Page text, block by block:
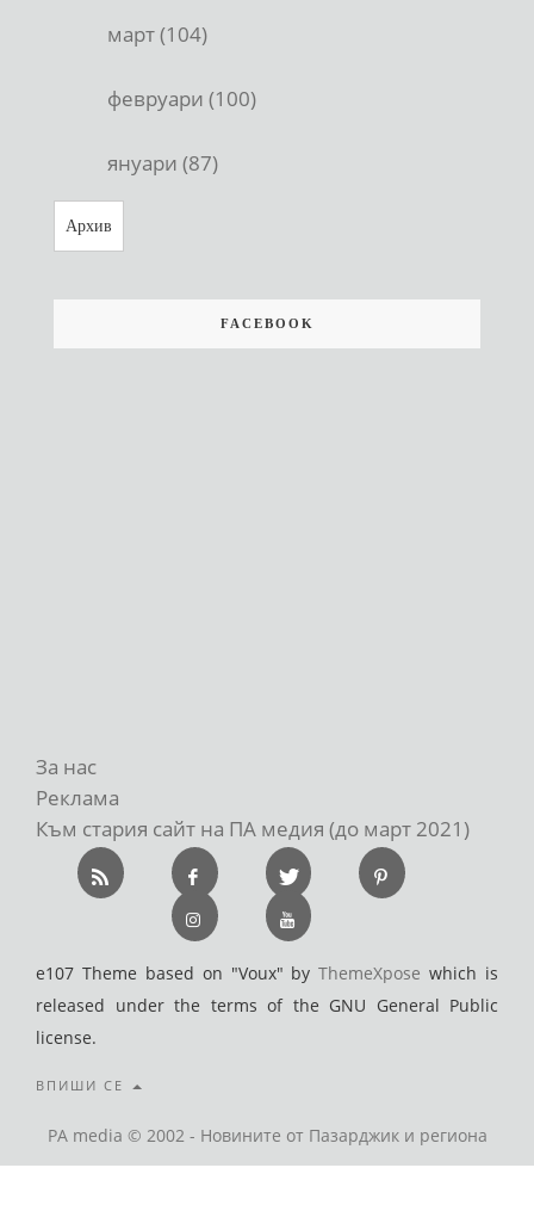
март (104)
февруари (100)
януари (87)
Архив
FACEBOOK
За нас
Реклама
Към стария сайт на ПА медия (до март 2021)
e107 Theme based on "Voux" byThemeXpose which is
released under the terms of the GNU General Public
license.
ВПИШИ СЕ
PA media © 2002 - Новините от Пазарджик и региона